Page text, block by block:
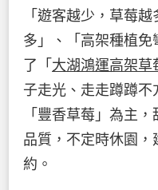
「遊客越少，草莓
多」、「高架種植
了「 大湖鴻運高架草
子走光、走走蹲蹲
「豐香草莓」為主
品質，不定時休園
約。